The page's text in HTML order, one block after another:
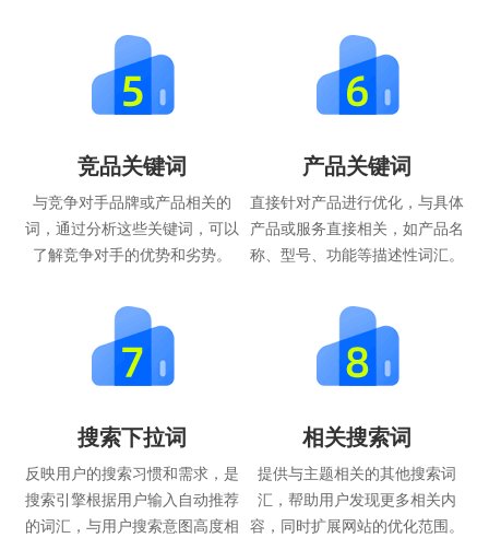
竞品关键词
与竞争对手品牌或产品相关的
词，通过分析这些关键词，可以
了解竞争对手的优势和劣势。
产品关键词
直接针对产品进行优化，与具体
产品或服务直接相关，如产品名
称、型号、功能等描述性词汇。
搜索下拉词
反映用户的搜索习惯和需求，是
搜索引擎根据用户输入自动推荐
的词汇，与用户搜索意图高度相
相关搜索词
提供与主题相关的其他搜索词
汇，帮助用户发现更多相关内
容，同时扩展网站的优化范围。